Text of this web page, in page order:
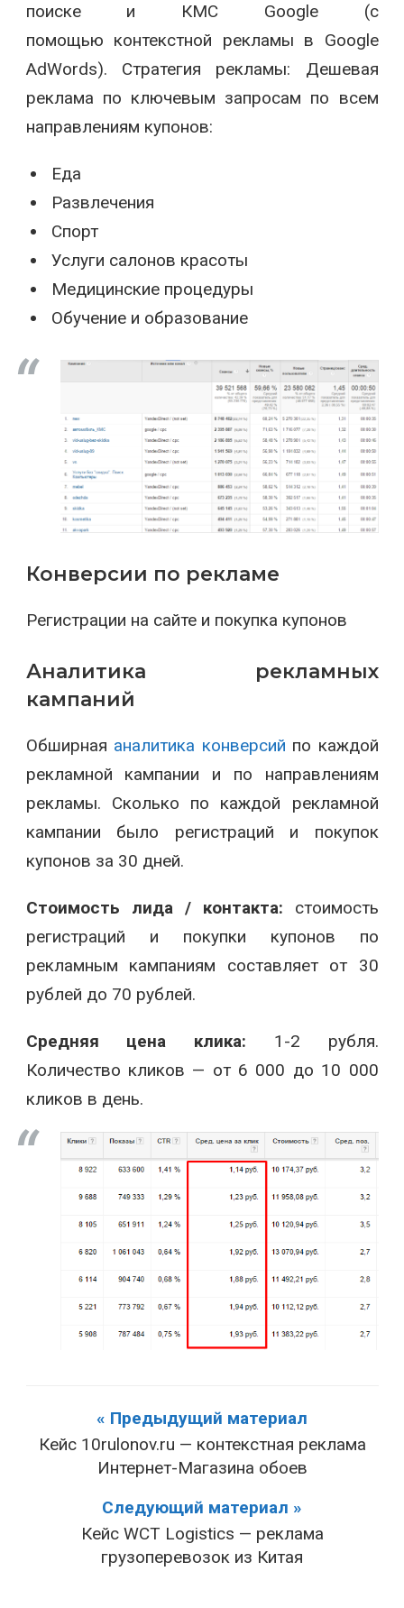
поиске и КМС Google (с
помощью контекстной рекламы в Google
AdWords). Стратегия рекламы: Дешевая
реклама по ключевым запросам по всем
направлениям купонов:
Еда
Развлечения
Спорт
Услуги салонов красоты
Медицинские процедуры
Обучение и образование
Конверсии по рекламе
Регистрации на сайте и покупка купонов
Аналитика рекламных
кампаний
Обширная аналитика конверсий по каждой
рекламной кампании и по направлениям
рекламы. Сколько по каждой рекламной
кампании было регистраций и покупок
купонов за 30 дней.
Стоимость лида / контакта: стоимость
регистраций и покупки купонов по
рекламным кампаниям составляет от 30
рублей до 70 рублей.
Средняя цена клика: 1-2 рубля.
Количество кликов — от 6 000 до 10 000
кликов в день.
« Предыдущий материал
Кейс 10rulonov.ru — контекстная реклама
Интернет-Магазина обоев
Следующий материал »
Кейс WCT Logistics — реклама
грузоперевозок из Китая